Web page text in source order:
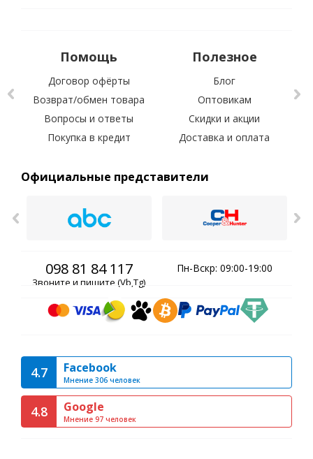
Помощь
Договор офёрты
Возврат/обмен товара
Вопросы и ответы
Покупка в кредит
Полезное
Блог
Оптовикам
Скидки и акции
Доставка и оплата
Официальные представители
098 81 84 117
Звоните и пишите (Vb,Tg)
Пн-Вскр: 09:00-19:00
4.7 Facebook
Мнение 306 человек
4.8 Google
Мнение 97 человек